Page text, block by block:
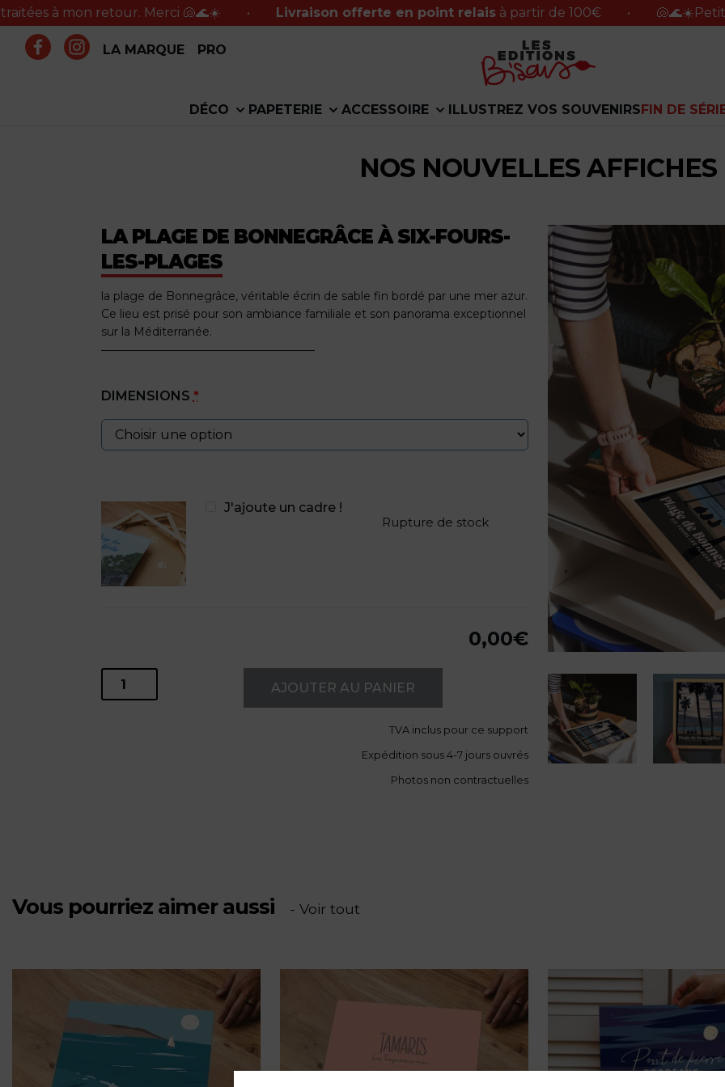
retour. Merci 🐚🌊☀️ • Livraison offerte en point relaisà partir de 100€ • 🐚🌊☀️Petite pause
LA MARQUE PRO
DÉCO PAPETERIE ACCESSOIRE ILLUSTREZ VOS SOUVENIRSFIN DE
NOS NOUVELLES AFFICHES
LA PLAGE DE BONNEGRÂCE À SIX-FOURS-
LES-PLAGES
la plage de Bonnegrâce, véritable écrin de sable fin bordé par une mer azur.
Ce lieu est prisé pour son ambiance familiale et son panorama exceptionnel
sur la Méditerranée.
DIMENSIONS *
J'ajoute un cadre !
Rupture de stock
0,00€
quantité
les-
AJOUTER AU PANIER
TVA inclus pour ce support
Expédition sous 4-7 jours ouvrés
Photos non contractuelles
Vous pourriez aimer aussi - Voir tout